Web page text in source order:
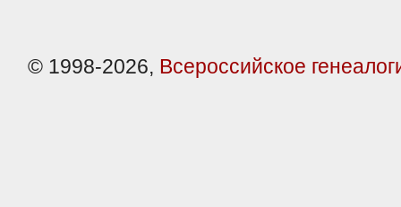
© 1998-2026, Всероссийское